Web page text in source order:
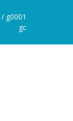
/ g0001
gc